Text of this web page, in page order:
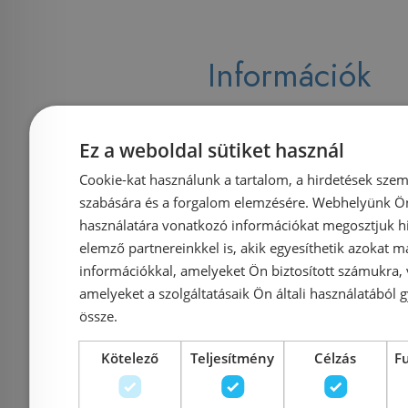
Információk
Házhozszállítás (1900 Ft-
Fizetés
Kapcsolat
Általános Szerződési Feltételek
Ez a weboldal sütiket használ
Cookie-kat használunk a tartalom, a hirdetések
szabására és a forgalom elemzésére. Webhelyünk
használatára vonatkozó információkat megosztjuk
elemző partnereinkkel is, akik egyesíthetik azokat
információkkal, amelyeket Ön biztosított számukra,
amelyeket a szolgáltatásaik Ön általi használatából
össze.
Kötelező Teljesítmény Célzás